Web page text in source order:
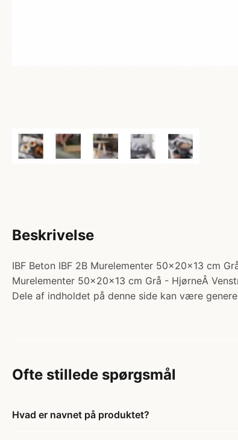
Beskrivelse
IBF Beton IBF 2B Murelementer 50x20x13 cm
Murelementer 50x20x13 cm Grå - HjørneÂ
Dele af indholdet på denne side kan være
Ofte stillede spørgsmål
Hvad er navnet på produktet?